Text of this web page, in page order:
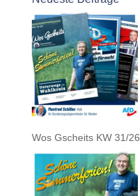
Wos Gscheits KW 31/26